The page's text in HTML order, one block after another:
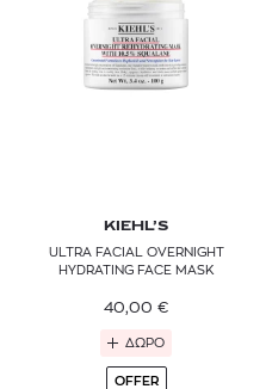
KIEHL’S
ULTRA FACIAL OVERNIGHT
HYDRATING FACE MASK
40,00 €
ΔΩΡΟ
OFFER